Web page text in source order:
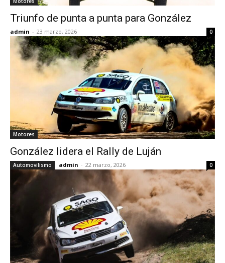
Triunfo de punta a punta para González
admin - 23 marzo, 2026 0
Motores
González lidera el Rally de Luján
Automovilismo admin - 22 marzo, 2026 0